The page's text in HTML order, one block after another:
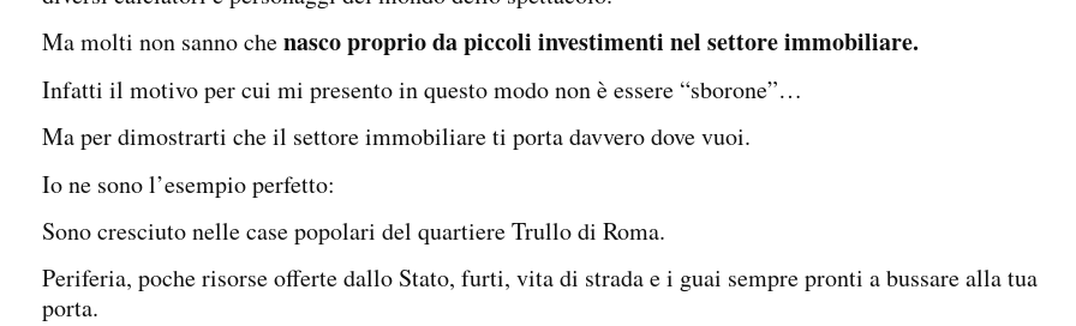
Ma molti non sanno chenasco proprio da piccoli investimenti nel settore immobiliare.
Infatti il motivo per cui mi presento in questo modo non è essere “sborone”…
Ma per dimostrarti che il settore immobiliare ti porta davvero dove vuoi.
Io ne sono l’esempio perfetto:
Sono cresciuto nelle case popolari del quartiere Trullo di Roma.
Periferia, poche risorse offerte dallo Stato, furti, vita di strada e i guai sempre pronti a bussare alla tua
porta.